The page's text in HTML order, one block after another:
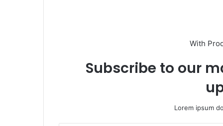
With
Subscribe to our
Lorem ipsum